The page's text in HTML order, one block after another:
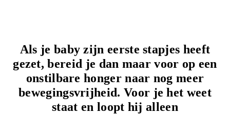
Als je baby zijn eerste stapjes heeft
gezet, bereid je dan maar voor op een
onstilbare honger naar nog meer
bewegingsvrijheid. Voor je het weet
staat en loopt hij alleen